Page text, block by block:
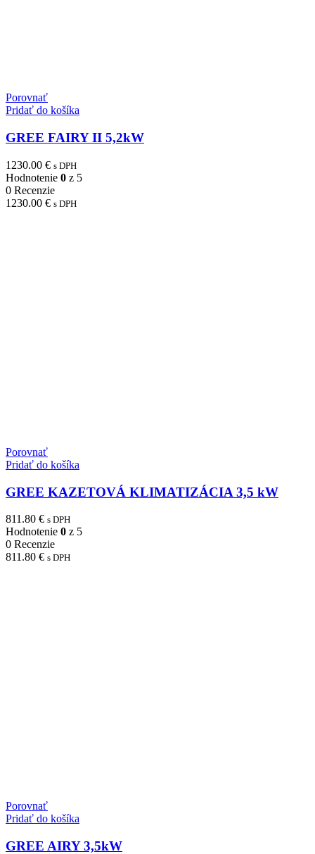
Porovnať
Pridať do košíka
GREE FAIRY II 5,2kW
1230.00 € s DPH
Hodnotenie 0 z 5
0 Recenzie
1230.00 € s DPH
Porovnať
Pridať do košíka
GREE KAZETOVÁ KLIMATIZÁCIA 3,5 kW
811.80 € s DPH
Hodnotenie 0 z 5
0 Recenzie
811.80 € s DPH
Porovnať
Pridať do košíka
GREE AIRY 3,5kW